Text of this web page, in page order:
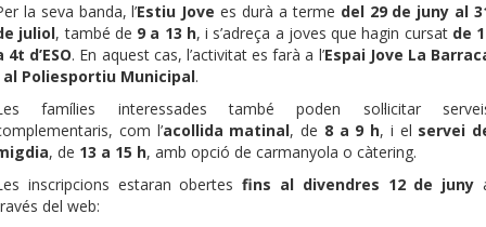
la seva banda, l’Estiu Jove es durà a terme del 29 de juny al
juliol, també de 9 a 13 h, i s’adreça a joves que hagin cursat de
4t d’ESO. En aquest cas, l’activitat es farà a l’Espai Jove La
al Poliesportiu Municipal.
famílies interessades també poden sol·licitar
com l’acollida matinal, de 8 a 9 h, i el servei
, de 13 a 15 h, amb opció de carmanyola o càtering.
inscripcions estaran obertesfins al divendres 12 de juny
del web: